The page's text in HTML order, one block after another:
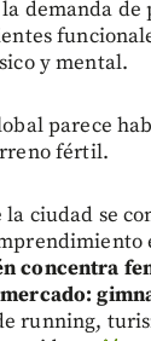
demanda de
y mental.
parece
fértil.
la ciudad se
concentra
running,